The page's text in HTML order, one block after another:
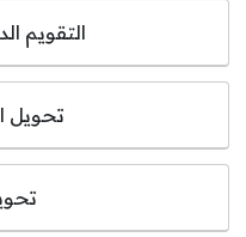
التقويم
تحويل